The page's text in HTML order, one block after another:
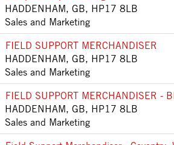
HADDENHAM, GB, HP17 8LB
Sales and Marketing
FIELD SUPPORT MERCHANDISER
HADDENHAM, GB, HP17 8LB
Sales and Marketing
FIELD SUPPORT MERCHANDISER -
HADDENHAM, GB, HP17 8LB
Sales and Marketing